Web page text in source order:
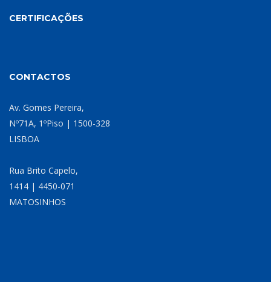
CERTIFICAÇÕES
CONTACTOS
Av. Gomes Pereira,
Nº71A, 1ºPiso | 1500-328
LISBOA
Rua Brito Capelo,
1414 | 4450-071
MATOSINHOS